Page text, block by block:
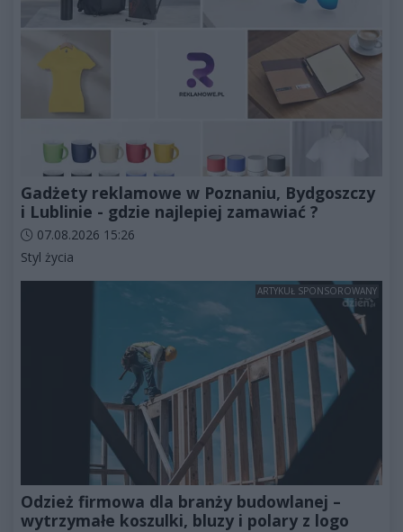
Gadżety reklamowe w Poznaniu, Bydgoszczy
i Lublinie - gdzie najlepiej zamawiać ?
Data dodania artykułu:
07.08.2026 15:26
Kategorie artykułu:
Styl życia
ARTYKUŁ SPONSOROWANY
Odzież firmowa dla branży budowlanej –
wytrzymałe koszulki, bluzy i polary z logo